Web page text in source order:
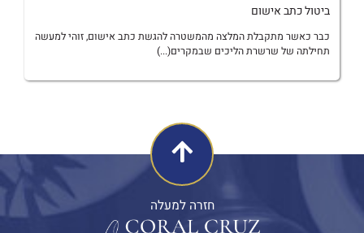
ביטול כתב אישום
כבר כאשר מתקבלת המלצה מהמשטרה להגשת כתב אישום, זוהי למעשה
תחילתה של שרשרת הליכים שבמקרים(...)
חזרה למעלה